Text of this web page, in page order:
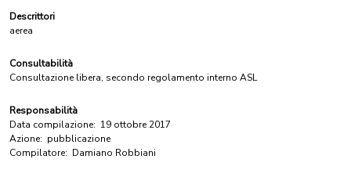
Descrittori
aerea
Consultabilità
Consultazione libera, secondo regolamento interno ASL
Responsabilità
Data compilazione: 19 ottobre 2017
Azione: pubblicazione
Compilatore: Damiano Robbiani